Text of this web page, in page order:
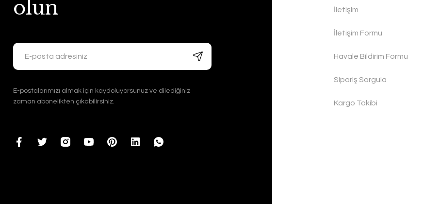
olun
E-postalarımızı almak için kaydoluyorsunuz ve dilediğiniz
zaman abonelikten çıkabilirsiniz.
İletişim
İletişim Formu
Havale Bildirim Formu
Sipariş Sorgula
Kargo Takibi